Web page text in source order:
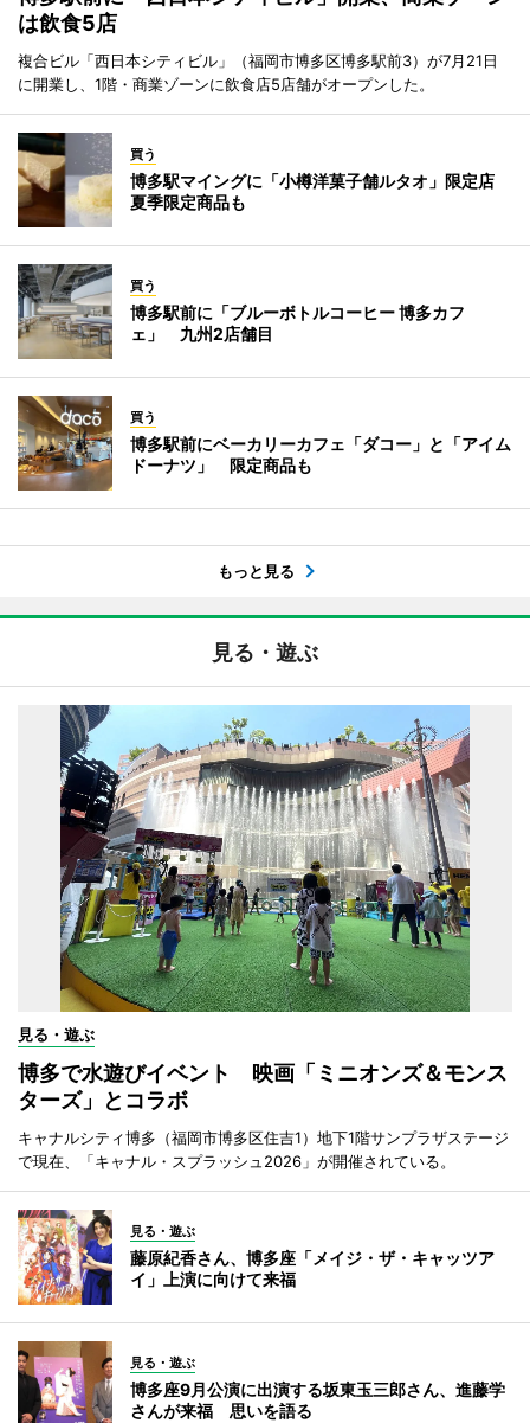
は飲食5店
複合ビル「西日本シティビル」（福岡市博多区博多駅前3）が7月21日
に開業し、1階・商業ゾーンに飲食店5店舗がオープンした。
買う
博多駅マイングに「小樽洋菓子舗ルタオ」限定店
夏季限定商品も
買う
博多駅前に「ブルーボトルコーヒー 博多カフ
ェ」 九州2店舗目
買う
博多駅前にベーカリーカフェ「ダコー」と「アイム
ドーナツ」 限定商品も
もっと見る
見る・遊ぶ
見る・遊ぶ
博多で水遊びイベント 映画「ミニオンズ＆モンス
ターズ」とコラボ
キャナルシティ博多（福岡市博多区住吉1）地下1階サンプラザステージ
で現在、「キャナル・スプラッシュ2026」が開催されている。
見る・遊ぶ
藤原紀香さん、博多座「メイジ・ザ・キャッツア
イ」上演に向けて来福
見る・遊ぶ
博多座9月公演に出演する坂東玉三郎さん、進藤学
さんが来福 思いを語る